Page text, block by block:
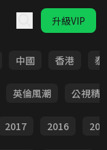
升級VIP
中國 香港 泰
英倫風潮 公視精
2017 2016